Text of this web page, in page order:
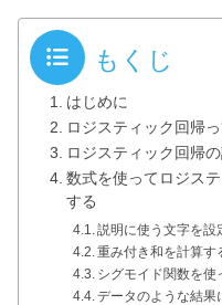
もくじ
はじめに
ロジスティック回帰
ロジスティック回帰
数式を使ってロジス
する
説明に使う文字を設
重み付き和を計算す
シグモイド関数を使
データのような結果